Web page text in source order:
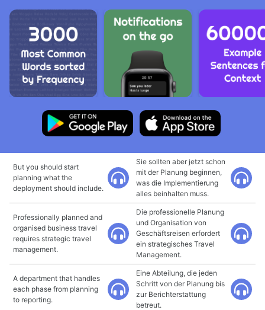
But you should start
planning what the
deployment should include.
Sie sollten aber jetzt schon
mit der Planung beginnen,
was die Implementierung
alles beinhalten muss.
Professionally planned and
organised business travel
requires strategic travel
management.
Die professionelle Planung
und Organisation von
Geschäftsreisen erfordert
ein strategisches Travel
Management.
A department that handles
each phase from planning
to reporting.
Eine Abteilung, die jeden
Schritt von der Planung bis
zur Berichterstattung
betreut.